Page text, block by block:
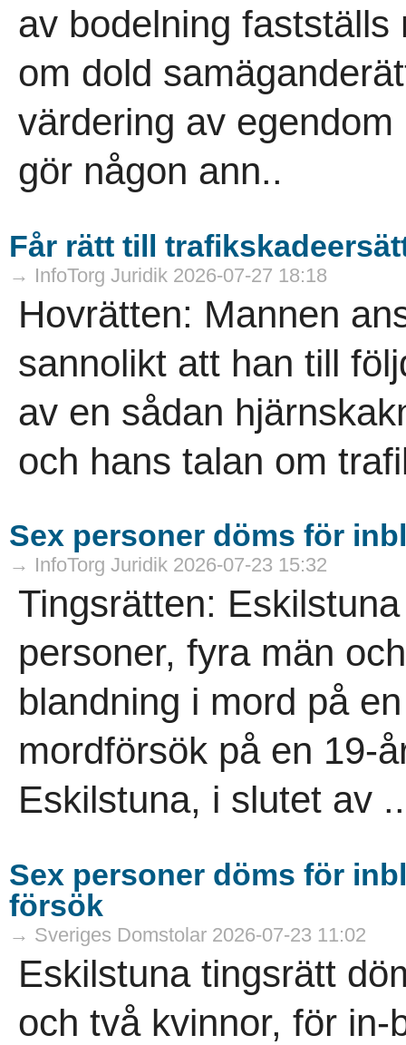
av bodelning
om dold
värdering av
gör någon ann..
Får rätt till
→ InfoTorg Juridik 2026-07-27 18:18
Hovrätten: Mannen
sannolikt att han till
av en sådan
och hans talan om
Sex personer döms för
→ InfoTorg Juridik 2026-07-23 15:32
Tingsrätten:
personer, fyra män
blandning i mord på
mordförsök på en 19-
Eskilstuna, i slutet av ..
Sex personer döms för
försök
→ Sveriges Domstolar 2026-07-23 11:02
Eskilstuna tingsrätt
och två kvinnor, för